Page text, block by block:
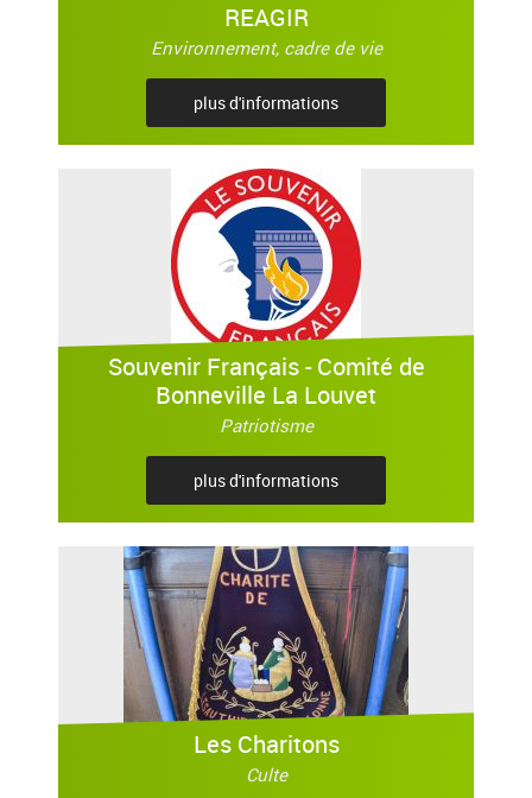
REAGIR
Environnement, cadre de vie
plus d'informations
Souvenir Français - Comité de
Bonneville La Louvet
Patriotisme
plus d'informations
Les Charitons
Culte